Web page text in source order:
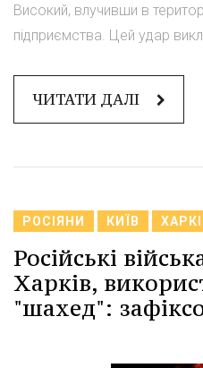
Високий, влучивши в
підприємства. Цей удар
ЧИТАТИ ДАЛІ
РОСІЯНИ КИЇВ
Російські
Харків,
"шахед":